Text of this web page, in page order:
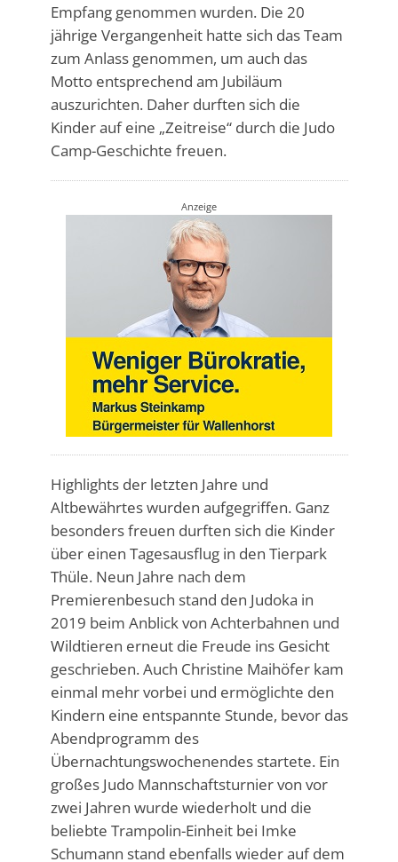
Empfang genommen wurden. Die 20
jährige Vergangenheit hatte sich das Team
zum Anlass genommen, um auch das
Motto entsprechend am Jubiläum
auszurichten. Daher durften sich die
Kinder auf eine „Zeitreise“ durch die Judo
Camp-Geschichte freuen.
Anzeige
Highlights der letzten Jahre und
Altbewährtes wurden aufgegriffen. Ganz
besonders freuen durften sich die Kinder
über einen Tagesausflug in den Tierpark
Thüle. Neun Jahre nach dem
Premierenbesuch stand den Judoka in
2019 beim Anblick von Achterbahnen und
Wildtieren erneut die Freude ins Gesicht
geschrieben. Auch Christine Maihöfer kam
einmal mehr vorbei und ermöglichte den
Kindern eine entspannte Stunde, bevor das
Abendprogramm des
Übernachtungswochenendes startete. Ein
großes Judo Mannschaftsturnier von vor
zwei Jahren wurde wiederholt und die
beliebte Trampolin-Einheit bei Imke
Schumann stand ebenfalls wieder auf dem